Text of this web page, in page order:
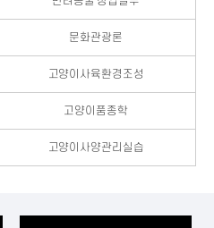
문화관광론
고양이사육환경조성
고양이품종학
고양이사양관리실습